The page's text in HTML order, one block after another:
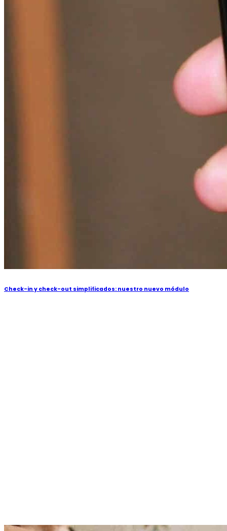
Check-in y check-out simplificados: nuestro nuevo módulo